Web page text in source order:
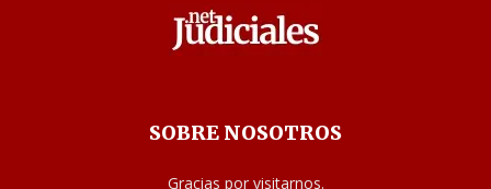
SOBRE NOSOTROS
Gracias por visitarnos.